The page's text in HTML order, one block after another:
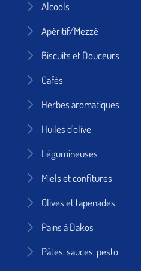
Alcools
Apéritif/Mezzé
Biscuits et Douceurs
Cafés
Herbes aromatiques
Huiles d'olive
Légumineuses
Miels et confitures
Olives et tapenades
Pains à Dakos
Pâtes, sauces, pesto